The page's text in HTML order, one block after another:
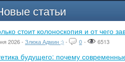
статьи
стоит колоноскопия и от чего
2026 - Злюка Админ ;) - 0 - 6513
будущего: почему